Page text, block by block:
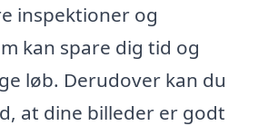
inspektioner og
kan spare dig tid og
løb. Derudover kan du
at dine billeder er godt